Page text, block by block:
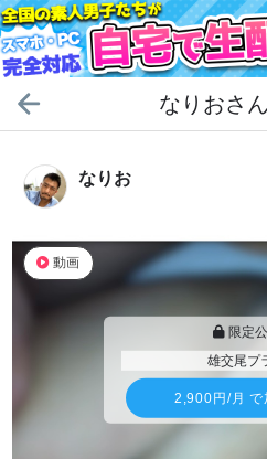
なりおさ
なりお
動画
限定
雄交尾プ
2,900円/月 で